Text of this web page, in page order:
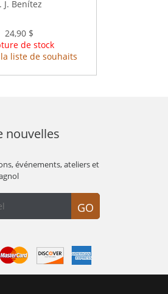
J. Benítez
24,90 $
de stock
liste de souhaits
nouvelles
événements, ateliers et
GO